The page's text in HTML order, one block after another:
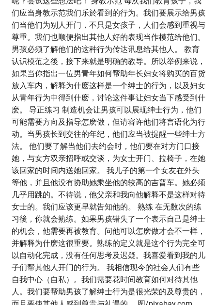
们应当身教示范我们乐於看到的行为。我们要展示给男孩
们当他们为别人开门，不只是女孩子，人们会感到重视与
尊重。我们也顺便指出其他人好的表现当作模范给他们。
男孩必须了解他们的这种行为传达讯息给其他人。 教育
认识模范之後，接下来就是明确的教导。所以举例来说，
如果当你指出一位男青年如何帮助年长妇女将购买的百货
放入车内，解释为什麽这样是一个绅士的行为，以及妇女
从青年行为中得到什麽，讨论这件事让妇女当下感受到什
麽。 导正练习 制造机会让男孩可以展现绅士行为，他们
可能需要方向及指导怎麽做，但请容许他们将言语化为行
动。当男孩长到交往的年纪，他们应当被提醒一些绅士方
法。 他们要了解当他们去约会时，他们要在对方门口接
她，与女方双亲招呼或交谈，为女士开门、拉椅子，在她
该回家的时间内送她回家。 我儿子的第一个女友在外头
等他，并且他没有协助她乘坐他的较高的吉普车。她必须
几乎用跳的。不待说，他父亲和我向他解释不是这样对待
女士的。我们应该更早就告知他的。 熟练 在无数次的练
习後，你就会熟练。如果男孩错失了一个表示自己是绅士
的机会，他需要再被教育。问他可以怎麽做才会不一样，
并解释为什麽这很重要。熟练的定义就是这个行为完全可
以自动化完成，没有任何思考及迟疑。我喜爱看到我的儿
子们帮其他人开门的行为。 我相信现今的社会人们有些
自我中心（自私）。我们需要花时间教育如何对待其他
人。我们要帮助男孩了解绅士行为是很光荣的及尊贵的，